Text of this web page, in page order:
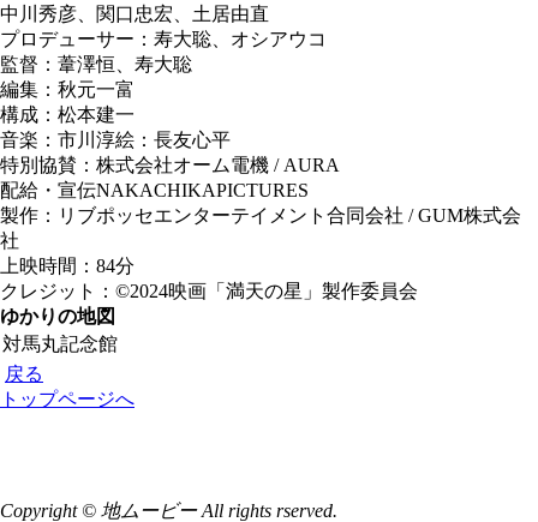
中川秀彦、関口忠宏、土居由直
プロデューサー：寿大聡、オシアウコ
監督：葦澤恒、寿大聡
編集：秋元一富
構成：松本建一
音楽：市川淳絵：長友心平
特別協賛：株式会社オーム電機 / AURA
配給・宣伝NAKACHIKAPICTURES
製作：リブポッセエンターテイメント合同会社 / GUM株式会
社
上映時間：84分
クレジット：©2024映画「満天の星」製作委員会
ゆかりの地図
対馬丸記念館
戻る
トップページへ
Copyright © 地ムービー All rights rserved.